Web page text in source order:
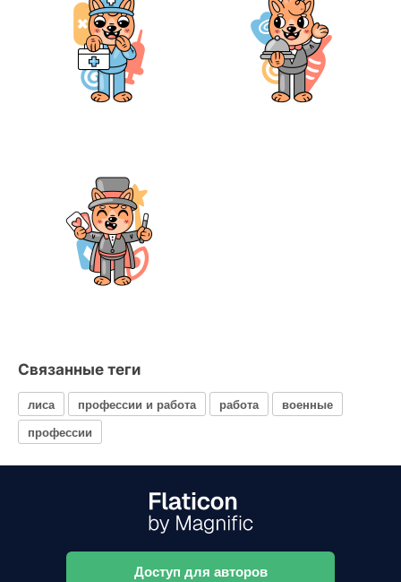
Связанные теги
лиса профессии и работа работа
военные
профессии
Доступ для авторов